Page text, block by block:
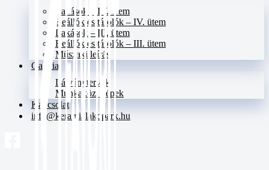
Lakások – IV. ütem
Beállók és tárolók – IV. ütem
Lakások – III. ütem
Beállók és tárolók – III. ütem
Műszaki leírás
Galéria
Látványtervek
Munkaközi képek
Kapcsolat
info@keramialakopark.hu